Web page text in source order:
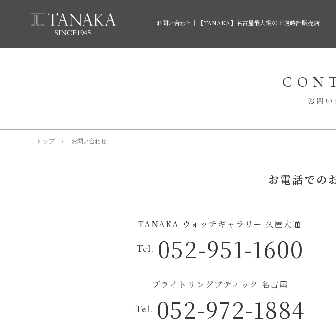
お問い合わせ｜【TANAKA】名古屋最大級の正規時計販売店
お問い
トップ お問い合わせ
お電話での
TANAKA ウォッチギャラリー 久屋大通
Tel. 052-951-1600
ブライトリングブティック 名古屋
Tel. 052-972-1884